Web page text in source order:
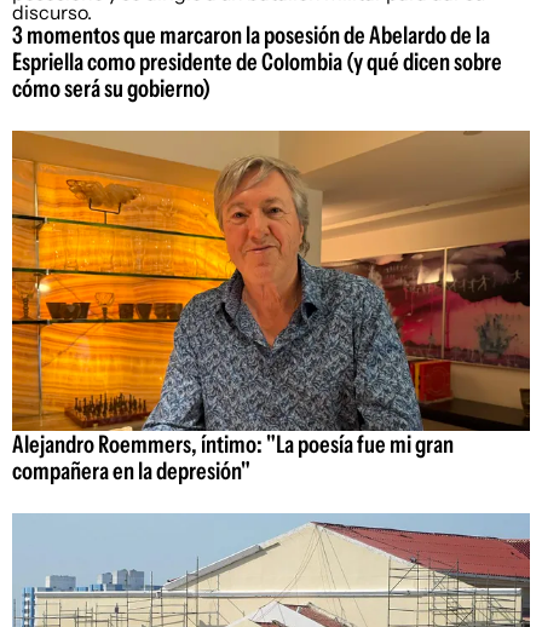
3 momentos que marcaron la posesión de Abelardo de la
Espriella como presidente de Colombia (y qué dicen sobre
cómo será su gobierno)
Alejandro Roemmers, íntimo: "La poesía fue mi gran
compañera en la depresión"